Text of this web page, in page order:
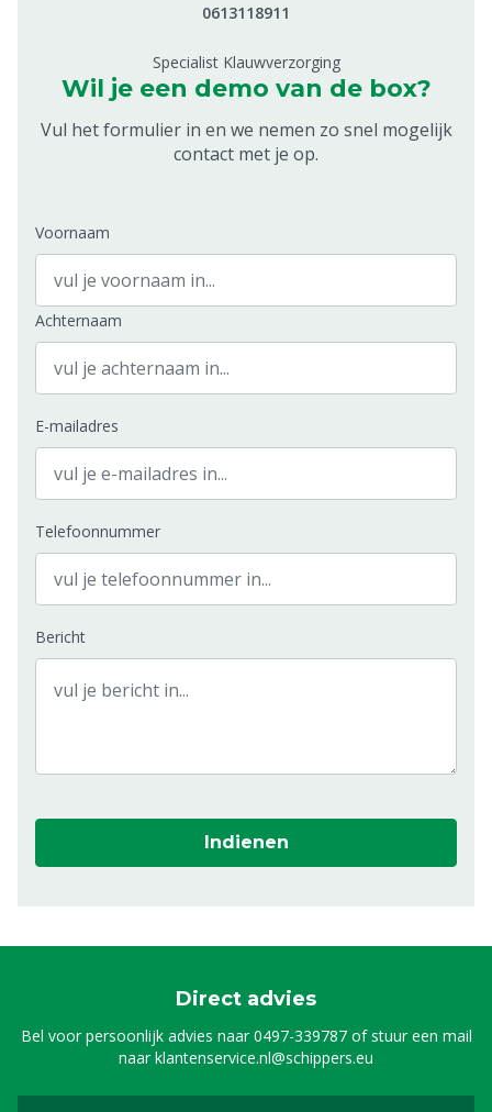
0613118911
Specialist Klauwverzorging
Wil je een demo van de box?
Vul het formulier in en we nemen zo snel mogelijk
contact met je op.
Voornaam
Achternaam
E-mailadres
Telefoonnummer
Bericht
Indienen
Direct advies
Bel voor persoonlijk advies naar0497-339787of stuur een mail
naarklantenservice.nl@schippers.eu